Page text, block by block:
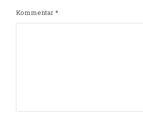
Kommentar*